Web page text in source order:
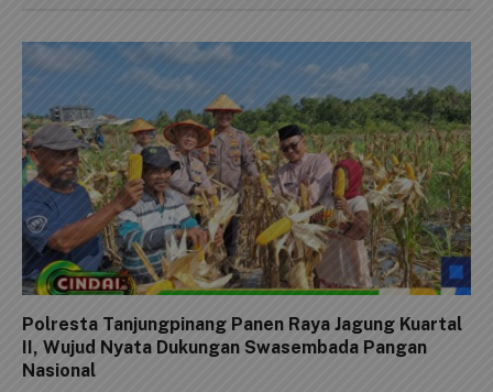
Polresta Tanjungpinang Panen Raya Jagung Kuartal
II, Wujud Nyata Dukungan Swasembada Pangan
Nasional